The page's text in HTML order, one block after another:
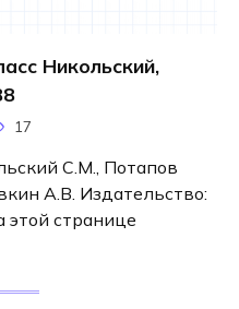
Никольский,
17
С.М., Потапов
А.В. Издательство:
странице